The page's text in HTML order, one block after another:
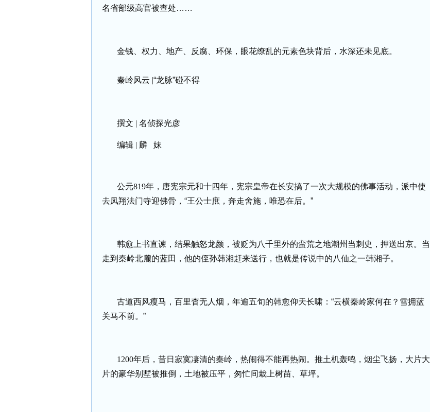
名省部级高官被查处……
金钱、权力、地产、反腐、环保，眼花缭乱的元素色块背后，水深还未见底。
秦岭风云 |“龙脉”碰不得
撰文 |名侦探光彦
编辑 | 麟 妹
公元819年，唐宪宗元和十四年，宪宗皇帝在长安搞了一次大规模的佛事活动，派中使
去凤翔法门寺迎佛骨，“王公士庶，奔走舍施，唯恐在后。”
韩愈上书直谏，结果触怒龙颜，被贬为八千里外的蛮荒之地潮州当刺史，押送出京。当
走到秦岭北麓的蓝田，他的侄孙韩湘赶来送行，也就是传说中的八仙之一韩湘子。
古道西风瘦马，百里杳无人烟，年逾五旬的韩愈仰天长啸：“云横秦岭家何在？雪拥蓝
关马不前。”
1200年后，昔日寂寞凄清的秦岭，热闹得不能再热闹。推土机轰鸣，烟尘飞扬，大片大
片的豪华别墅被推倒，土地被压平，匆忙间栽上树苗、草坪。